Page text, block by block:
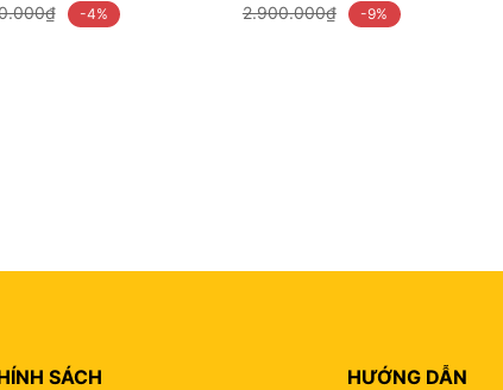
-4% 2.900.000₫ -9%
SÁCH HƯỚNG DẪN